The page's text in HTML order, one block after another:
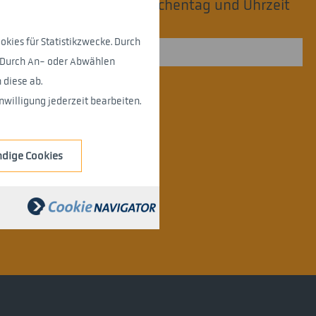
für Statistikzwecke. Durch
An- oder Abwählen
ab.
jederzeit bearbeiten.
Cookies
erreichbar? Bitte Wochentag und Uhrzeit
und verstanden!